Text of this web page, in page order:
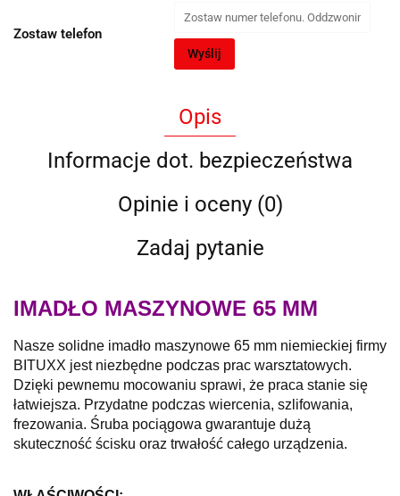
Zostaw telefon
Wyślij
Opis
Informacje dot. bezpieczeństwa
Opinie i oceny (0)
Zadaj pytanie
IMADŁO MASZYNOWE 65 MM
Nasze solidne imadło maszynowe 65 mm niemieckiej firmy
BITUXX jest niezbędne podczas prac warsztatowych.
Dzięki pewnemu mocowaniu sprawi, że praca stanie się
łatwiejsza. Przydatne podczas wiercenia, szlifowania,
frezowania. Śruba pociągowa gwarantuje dużą
skuteczność ścisku oraz trwałość całego urządzenia.